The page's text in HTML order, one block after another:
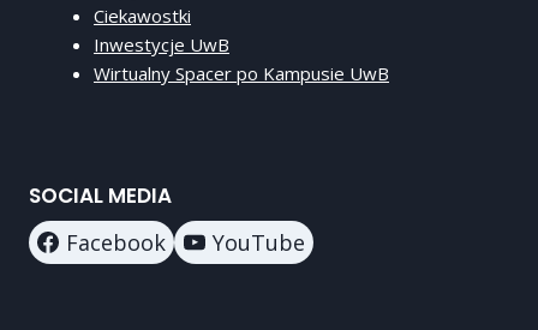
Ciekawostki
Inwestycje UwB
Wirtualny Spacer po Kampusie UwB
SOCIAL MEDIA
Facebook
YouTube